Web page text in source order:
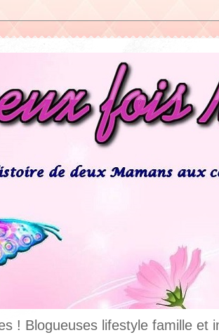
! Blogueuses lifestyle famille